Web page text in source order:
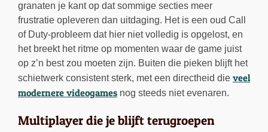
granaten je kant op dat sommige secties meer
frustratie opleveren dan uitdaging. Het is een oud Call
of Duty-probleem dat hier niet volledig is opgelost, en
het breekt het ritme op momenten waar de game juist
op z’n best zou moeten zijn. Buiten die pieken blijft het
schietwerk consistent sterk, met een directheid die veel
modernere videogames nog steeds niet evenaren.
Multiplayer die je blijft terugroepen